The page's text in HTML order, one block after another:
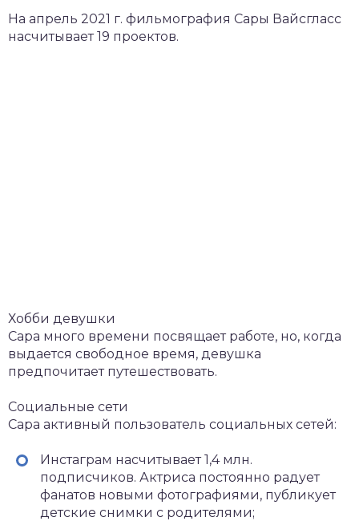
На апрель 2021 г. фильмография Сары Вайсгласс
насчитывает 19 проектов.
Хобби девушки
Сара много времени посвящает работе, но, когда
выдается свободное время, девушка
предпочитает путешествовать.
Социальные сети
Сара активный пользователь социальных сетей:
Инстаграм насчитывает 1,4 млн.
подписчиков. Актриса постоянно радует
фанатов новыми фотографиями, публикует
детские снимки с родителями;